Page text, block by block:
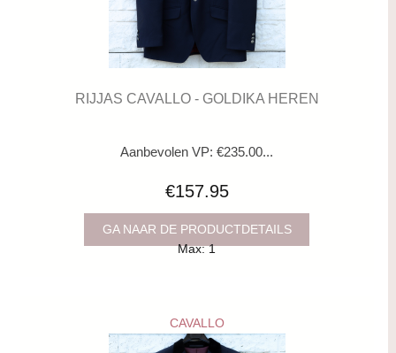
RIJJAS CAVALLO - GOLDIKA HEREN
Aanbevolen VP: €235.00...
€157.95
GA NAAR DE PRODUCTDETAILS
Max: 1
CAVALLO